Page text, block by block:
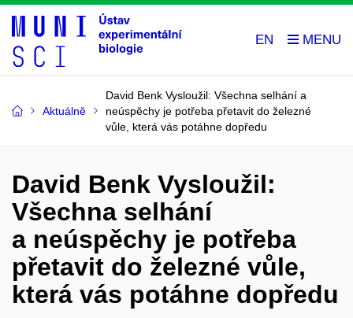
EN
Aktuálně
David Benk Vysloužil: Všechna selhání a
neúspěchy je potřeba přetavit do železné
vůle, která vás potáhne dopředu
David Benk Vysloužil:
Všechna selhání
a neúspěchy je potřeba
přetavit do železné vůle,
která vás potáhne dopředu